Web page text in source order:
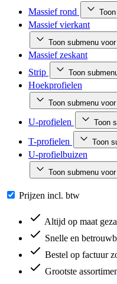
Massief rond
Massief vierkant
Toon submenu
Massief zeskant
Strip
Toon
Hoekprofielen
Toon submenu
U-profielen Toon
T-profielen Toon
U-profielbuizen
Toon submenu
Prijzen incl. btw
Altijd op maat
Snelle en
Bestel op factuur
Grootste